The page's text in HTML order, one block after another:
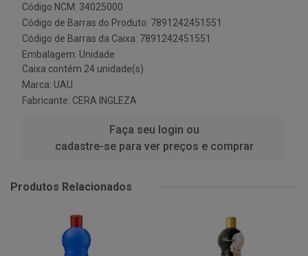
Código NCM: 34025000
Código de Barras do Produto: 7891242451551
Código de Barras da Caixa: 7891242451551
Embalagem: Unidade
Caixa contém 24 unidade(s)
Marca: UAU
Fabricante: CERA INGLEZA
Faça seu login ou
cadastre-se para ver preços e comprar
Produtos Relacionados